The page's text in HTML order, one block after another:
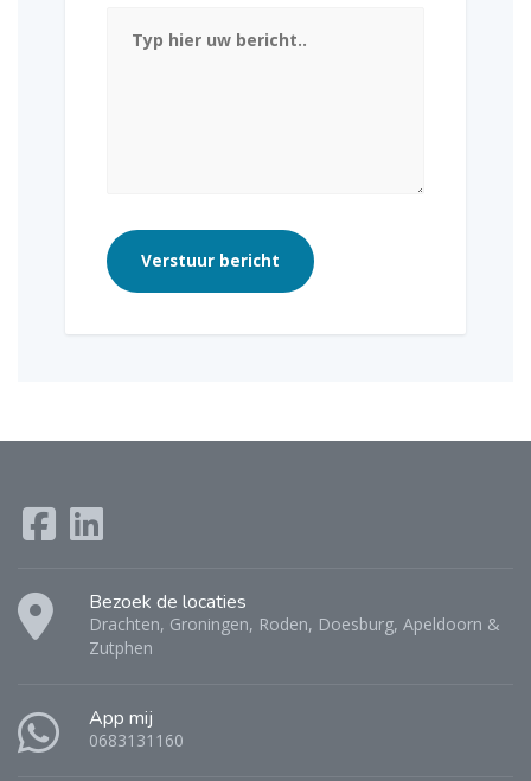
Bezoek de locaties
Drachten, Groningen, Roden, Doesburg, Apeldoorn &
Zutphen
App mij
0683131160